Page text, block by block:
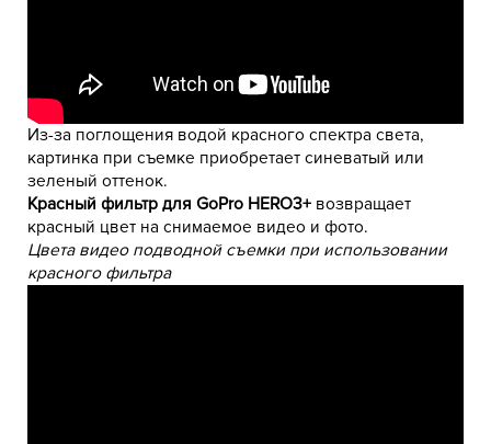
Из-за поглощения водой красного спектра света,
картинка при съемке приобретает синеватый или
зеленый оттенок.
Красный фильтр для GoPro HERO3+ возвращает
красный цвет на снимаемое видео и фото.
Цвета видео подводной съемки при использовании
красного фильтра